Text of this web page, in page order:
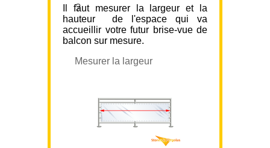
?
Il faut mesurer la largeur et la
hauteur de l'espace qui va
accueillir votre futur brise-vue de
balcon sur mesure.
Mesurer la largeur